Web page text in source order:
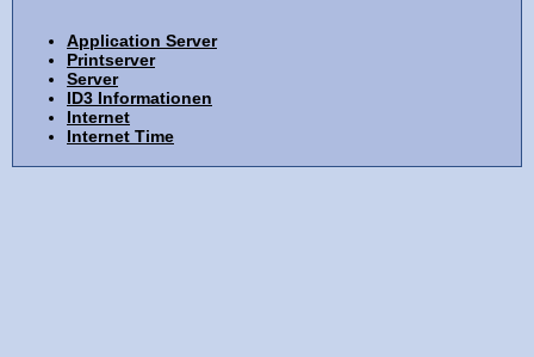
Application Server
Printserver
Server
ID3 Informationen
Internet
Internet Time